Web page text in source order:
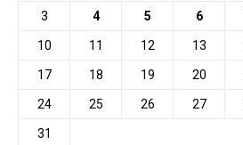
3 4 5 6
10 11 12 13
17 18 19 20
24 25 26 27
31